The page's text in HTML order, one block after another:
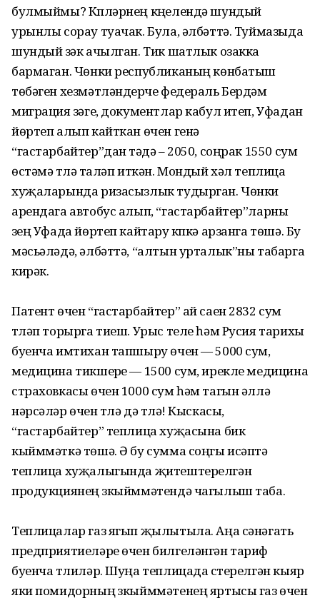
булмыймы? Күпләрнең күңелендә шундый
урынлы сорау туачак. Була, әлбәттә. Туймазыда
шундый үзәк ачылган. Тик шатлык озакка
бармаган. Чөнки республиканың көнбатыш
төбәген хезмәтләндерүче федераль Бердәм
миграция үзәге, документлар кабул итеп, Уфадан
йөртеп алып кайткан өчен генә
“гастарбайтер”дан тәүдә – 2050, соңрак 1550 сум
өстәмә түләү таләп иткән. Мондый хәл теплица
хуҗаларында ризасызлык тудырган. Чөнки
арендага автобус алып, “гастарбайтер”ларны
үзең Уфада йөртеп кайтару күпкә арзанга төшә. Бу
мәсьәләдә, әлбәттә, “алтын урталык”ны табарга
кирәк.
Патент өчен “гастарбайтер” ай саен 2832 сум
түләп торырга тиеш. Урыс теле һәм Русия тарихы
буенча имтихан тапшыру өчен — 5000 сум,
медицина тикшерүе — 1500 сум, ирекле медицина
страховкасы өчен 1000 сум һәм тагын әллә
нәрсәләр өчен түлә дә түлә! Кыскасы,
“гастарбайтер” теплица хуҗасына бик
кыйммәткә төшә. Ә бу сумма соңгы исәптә
теплица хуҗалыгында җитеш­терелгән
продукциянең үзкыйммә­тендә чагылыш таба.
Теплицалар газ ягып җылытыла. Аңа сәнәгать
предприятиеләре өчен билгеләнгән тариф
буенча түлиләр. Шуңа теплицада үстерелгән кыяр
яки помидорның үзкыйммәтенең яртысы газ өчен